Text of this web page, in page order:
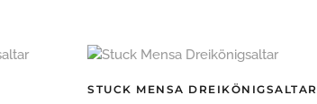
STUCK MENSA DREIKÖNIGSALTAR